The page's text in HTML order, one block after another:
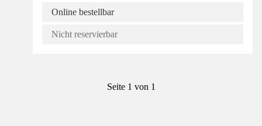
Online bestellbar
Nicht reservierbar
Seite 1 von 1